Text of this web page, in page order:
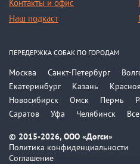
Контакты и офис
Наш подкаст
© 2015-2026, ООО «Догси»
Политика конфиденциальности
Соглашение
ПЕРЕДЕРЖКА СОБАК ПО ГОРОДАМ
Москва Санкт-Петербург
Екатеринбург
Казань
Новосибирск
Омск Пермь
Саратов
Уфа Челябинск